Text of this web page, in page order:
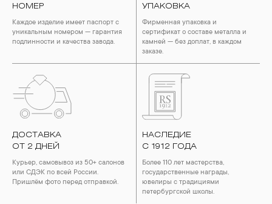
НОМЕР
Каждое изделие имеет паспорт с
уникальным номером — гарантия
подлинности и качества завода.
УПАКОВКА
Фирменная упаковка и
сертификат о составе металла и
камней — без доплат, в каждом
заказе.
ДОСТАВКА
ОТ 2 ДНЕЙ
Курьер, самовывоз из 50+ салонов
или СДЭК по всей России.
Пришлём фото перед отправкой.
НАСЛЕДИЕ
С 1912 ГОДА
Более 110 лет мастерства,
государственные награды,
ювелиры с традициями
петербургской школы.